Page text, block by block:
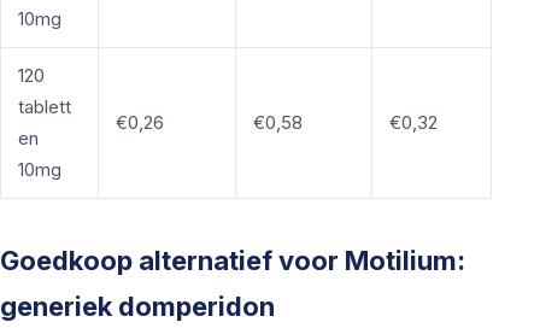
10mg
120
tablett
en
10mg
€0,26 €0,58 €0,32
Goedkoop alternatief voor Motilium:
generiek domperidon